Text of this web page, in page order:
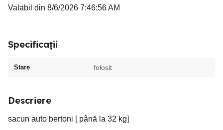
Valabil din 8/6/2026 7:46:56 AM
Specificații
Stare folosit
Descriere
sacun auto bertoni [ până la 32 kg]